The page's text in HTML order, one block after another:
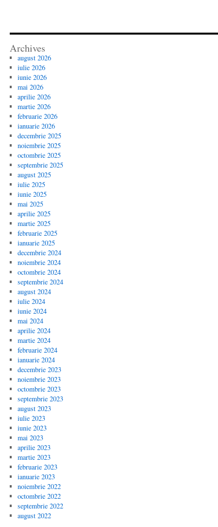
Archives
august 2026
iulie 2026
iunie 2026
mai 2026
aprilie 2026
martie 2026
februarie 2026
ianuarie 2026
decembrie 2025
noiembrie 2025
octombrie 2025
septembrie 2025
august 2025
iulie 2025
iunie 2025
mai 2025
aprilie 2025
martie 2025
februarie 2025
ianuarie 2025
decembrie 2024
noiembrie 2024
octombrie 2024
septembrie 2024
august 2024
iulie 2024
iunie 2024
mai 2024
aprilie 2024
martie 2024
februarie 2024
ianuarie 2024
decembrie 2023
noiembrie 2023
octombrie 2023
septembrie 2023
august 2023
iulie 2023
iunie 2023
mai 2023
aprilie 2023
martie 2023
februarie 2023
ianuarie 2023
noiembrie 2022
octombrie 2022
septembrie 2022
august 2022